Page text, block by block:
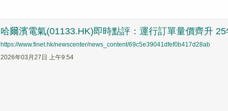
哈爾濱電氣(01133.HK)即時點評：運行訂單量價齊升
https://www.finet.hk/newscenter/news_content/69c5e39041dfef0b417d28ab
2026年03月27日 上午9:54